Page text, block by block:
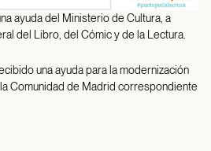
ayuda del Ministerio de Cultura, a
del Libro, del Cómic y de la Lectura.
una ayuda para la modernización
Comunidad de Madrid correspondiente